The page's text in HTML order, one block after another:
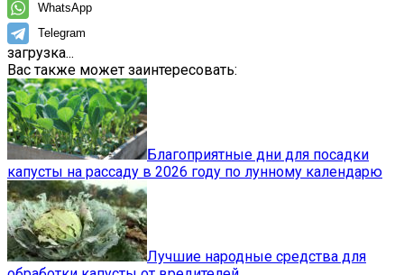
WhatsApp
Telegram
загрузка...
Вас также может заинтересовать:
Благоприятные дни для посадки
капусты на рассаду в 2026 году по лунному календарю
Лучшие народные средства для